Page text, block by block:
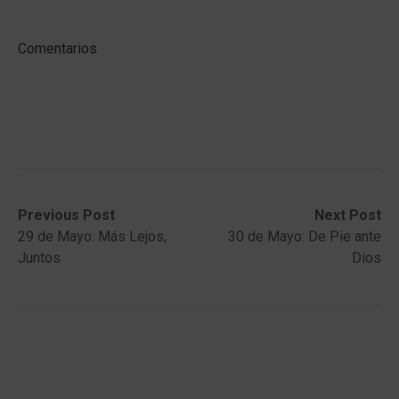
Comentarios
Post
navigation
Previous Post
Previous
post:29 de Mayo: Más Lejos,
Juntos
Next Post
Next
post:
30 de Mayo: De Pie ante
Dios